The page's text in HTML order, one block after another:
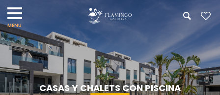
CASAS Y CHALETS CON PISCINA